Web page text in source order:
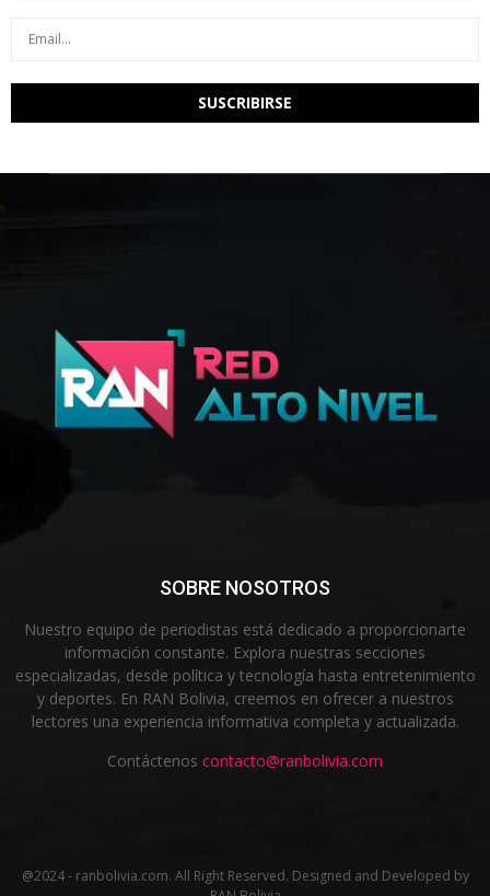
SOBRE NOSOTROS
Nuestro equipo de periodistas está dedicado a proporcionarte
información constante. Explora nuestras secciones
especializadas, desde política y tecnología hasta entretenimiento
y deportes. En RAN Bolivia, creemos en ofrecer a nuestros
lectores una experiencia informativa completa y actualizada.
Contáctenos contacto@ranbolivia.com
@2024 - ranbolivia.com. All Right Reserved. Designed and Developed by